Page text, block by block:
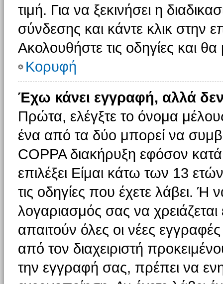
τιμή. Για να ξεκινήσει η
σύνδεσης και κάντε κλικ στην
Ακολουθήστε τις οδηγίες και
Κορυφή
Έχω κάνει εγγραφή, αλλά
Πρώτα, ελέγξτε το όνομα
ένα από τα δύο μπορεί να
COPPA διακήρυξη εφόσον κατά
επιλέξει Είμαι κάτω των 13
τις οδηγίες που έχετε λάβει. Ή
λογαριασμός σας να
απαιτούν όλες οι νέες
από τον διαχειριστή
την εγγραφή σας, πρέπει να